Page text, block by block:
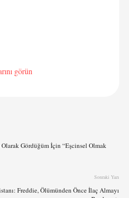
görün
Gördüğüm İçin “Eşcinsel Olmak
Sonraki Yazı
Freddie, Ölümünden Önce İlaç Almayı